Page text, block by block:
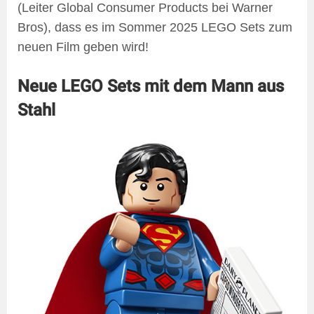
(Leiter Global Consumer Products bei Warner
Bros), dass es im Sommer 2025 LEGO Sets zum
neuen Film geben wird!
Neue LEGO Sets mit dem Mann aus
Stahl